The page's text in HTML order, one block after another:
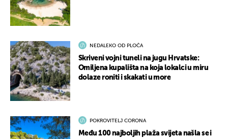
NEDALEKO OD PLOČA
Skriveni vojni tuneli na jugu Hrvatske:
Omiljena kupališta na koja lokalci u miru
dolaze roniti i skakati u more
POKROVITELJ CORONA
Među 100 najboljih plaža svijeta našla se i